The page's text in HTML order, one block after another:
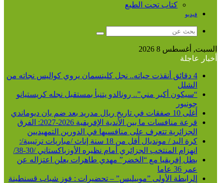
كتاب تحت الطبع
فيديو
بحث
السبت, أغسطس 8 2026
أخبار عاجلة
4 دقائق أنقذت حياته.. نجل كلينسمان يروي كواليس نجاته من
الشلل
“سيكون أكبر مني”.. رونالدو يتنبأ بمستقبل نجله كريستيانو
جونيور
أغلى 10 صفقات في تاريخ ريال مدريد بعد ضم يان ديوماندي
قرعة منافسات ما بين الأندية الإفريقية 2026-2027: الفرق
الجزائرية تتعرف على منافسيها في الدورين التمهيديين
كرة اليد / مونديال أقل من 18 سنة إناث /مباريات ترتيبية/:
انهزام المنتخب الجزائري أمام نظيره الأوزباكستاني /30-38/
بطل إفريقيا مع “الخضر” مهدي طاهرات يعلن اعتزاله عن
عمر 36 عاما
الرابطة الأولى ”موبيليس” – تحضيرات : فوز شباب قسنطينة